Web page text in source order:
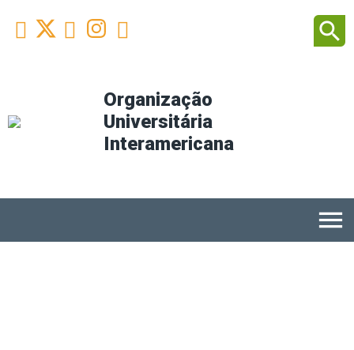
Organização
Universitária
Interamericana
 Facebook
 YoutubeInstagram
 search
menu